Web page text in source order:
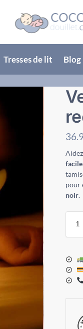
Tresses de lit Blog
pour
noir.